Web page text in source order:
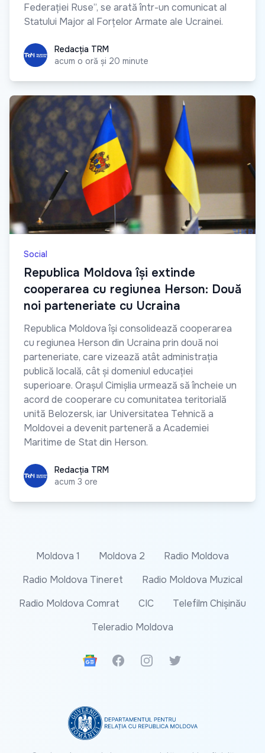
Federației Ruse”, se arată într-un comunicat al
Statului Major al Forțelor Armate ale Ucrainei.
Redacția TRM
Redacția TRM
acum o oră și 20 minute
Social
Republica Moldova își extinde
cooperarea cu regiunea Herson: Două
noi parteneriate cu Ucraina
Republica Moldova își consolidează cooperarea
cu regiunea Herson din Ucraina prin două noi
parteneriate, care vizează atât administrația
publică locală, cât și domeniul educației
superioare. Orașul Cimișlia urmează să încheie un
acord de cooperare cu comunitatea teritorială
unită Belozersk, iar Universitatea Tehnică a
Moldovei a devenit parteneră a Academiei
Maritime de Stat din Herson.
Redacția TRM
Redacția TRM
acum 3 ore
Moldova 1 Moldova 2
Radio Moldova
Radio Moldova Tineret
Radio Moldova Muzical
Radio Moldova Comrat
CIC
Telefilm Chișinău
Teleradio Moldova
Google News
FacebookInstagramTwitter